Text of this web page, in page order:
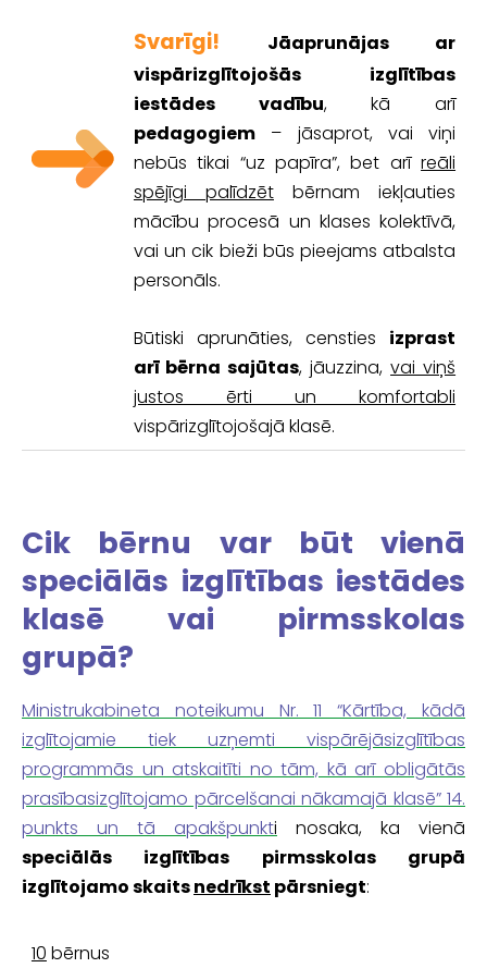
Svarīgi!
Jāaprunājas ar
vispārizglītojošās izglītības
iestādes vadību, kā arī
pedagogiem– jāsaprot, vai viņi
nebūs tikai “uz papīra”, bet arīreāli
spējīgi palīdzētbērnam iekļauties
mācību procesā un klases kolektīvā,
vai un cik bieži būs pieejams atbalsta
personāls.
Būtiski aprunāties, censties izprast
arī bērna sajūtas, jāuzzina,vai viņš
justos ērti un komfortabli
vispārizglītojošajā klasē.
Cik bērnu var būt vienā
speciālās izglītības iestādes
klasē vai pirmsskolas
grupā?
Ministrukabineta noteikumu Nr. 11 “Kārtība, kādā
izglītojamie tiek uzņemti vispārējāsizglītības
programmās un atskaitīti no tām, kā arī obligātās
prasībasizglītojamo pārcelšanai nākamajā klasē” 14.
punkts un tā apakšpunkti nosaka, ka vienā
speciālās izglītības
pirmsskolas grupā
izglītojamo skaitsnedrīkst pārsniegt:
10 bērnus